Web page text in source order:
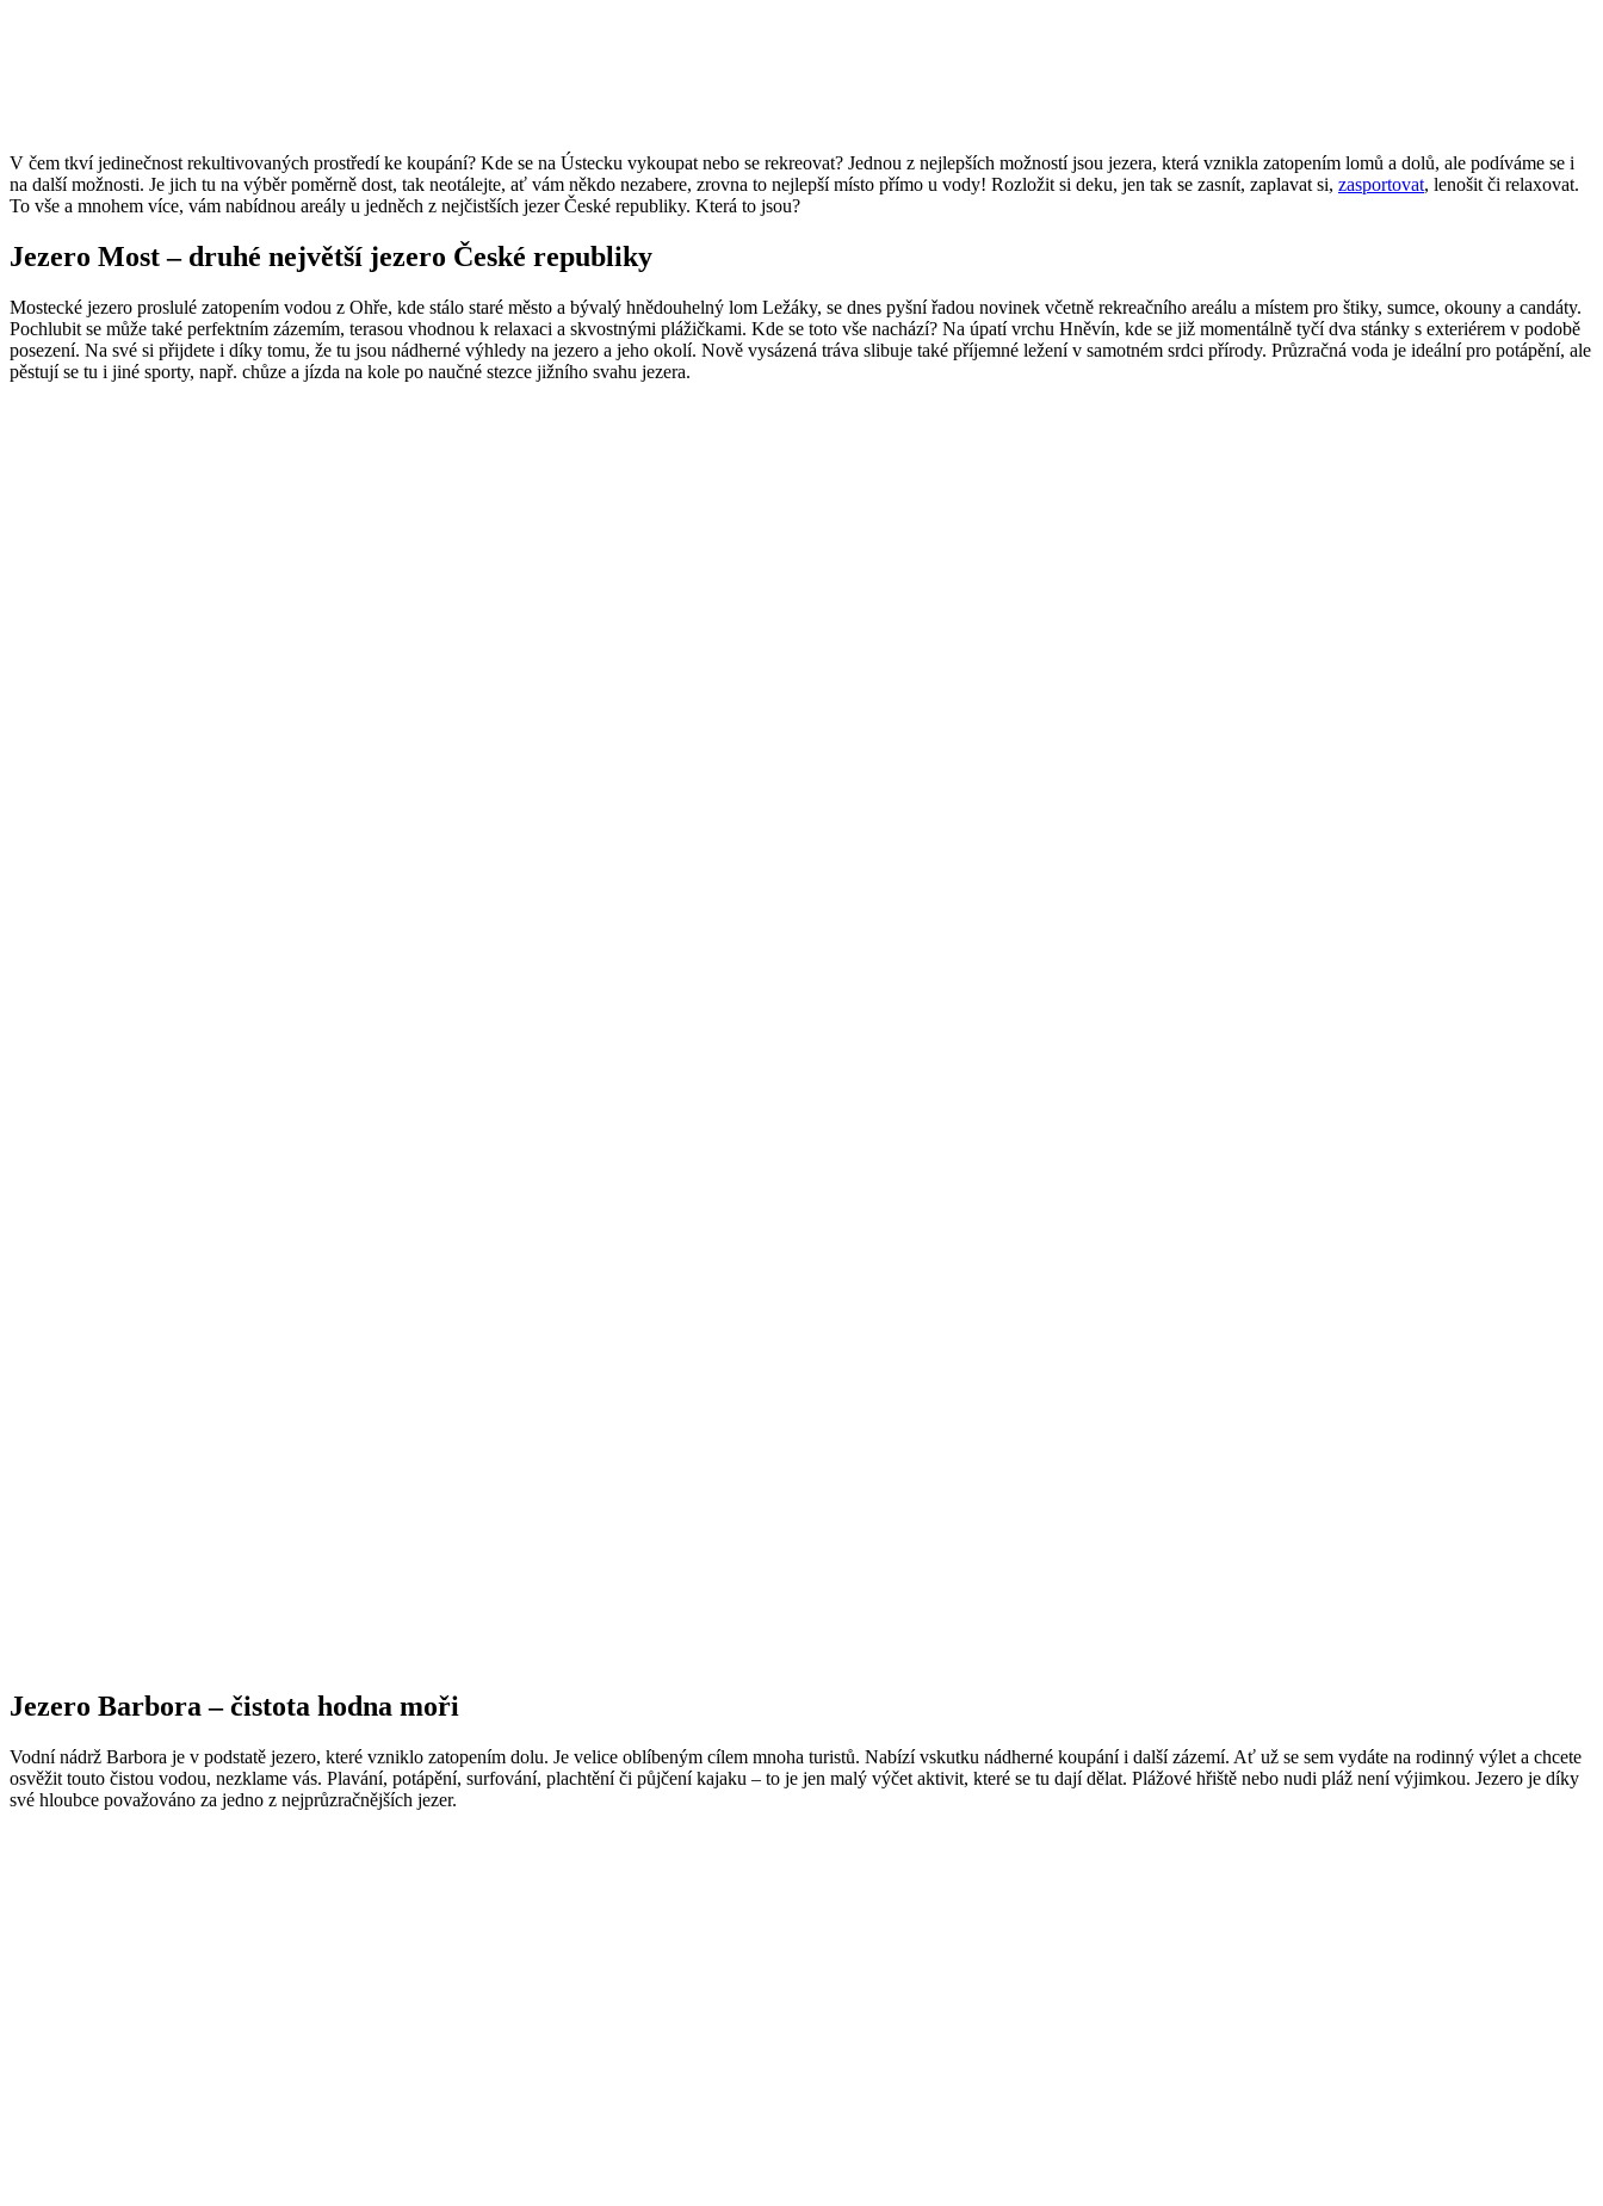
V čem tkví jedinečnost rekultivovaných prostředí ke koupání? Kde se na Ústecku vykoupat nebo se rekreovat? Jednou z nejlepších možností jsou jezera, která vznikla zatopením lomů a dolů, ale podíváme se i
na další možnosti. Je jich tu na výběr poměrně dost, tak neotálejte, ať vám někdo nezabere, zrovna to nejlepší místo přímo u vody! Rozložit si deku, jen tak se zasnít, zaplavat si, zasportovat, lenošit či relaxovat.
To vše a mnohem více, vám nabídnou areály u jedněch z nejčistších jezer České republiky. Která to jsou?
Jezero Most – druhé největší jezero České republiky
Mostecké jezero proslulé zatopením vodou z Ohře, kde stálo staré město a bývalý hnědouhelný lom Ležáky, se dnes pyšní řadou novinek včetně rekreačního areálu a místem pro štiky, sumce, okouny a candáty.
Pochlubit se může také perfektním zázemím, terasou vhodnou k relaxaci a skvostnými plážičkami. Kde se toto vše nachází? Na úpatí vrchu Hněvín, kde se již momentálně tyčí dva stánky s exteriérem v podobě
posezení. Na své si přijdete i díky tomu, že tu jsou nádherné výhledy na jezero a jeho okolí. Nově vysázená tráva slibuje také příjemné ležení v samotném srdci přírody. Průzračná voda je ideální pro potápění, ale
pěstují se tu i jiné sporty, např. chůze a jízda na kole po naučné stezce jižního svahu jezera.
Jezero Barbora – čistota hodna moři
Vodní nádrž Barbora je v podstatě jezero, které vzniklo zatopením dolu. Je velice oblíbeným cílem mnoha turistů. Nabízí vskutku nádherné koupání i další zázemí. Ať už se sem vydáte na rodinný výlet a chcete
osvěžit touto čistou vodou, nezklame vás. Plavání, potápění, surfování, plachtění či půjčení kajaku – to je jen malý výčet aktivit, které se tu dají dělat. Plážové hřiště nebo nudi pláž není výjimkou. Jezero je díky
své hloubce považováno za jedno z nejprůzračnějších jezer.